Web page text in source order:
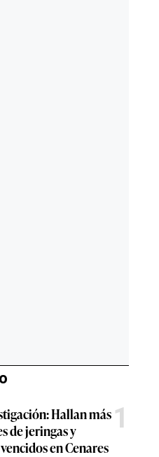
Hallan más
de jeringas y
en Cenares
1